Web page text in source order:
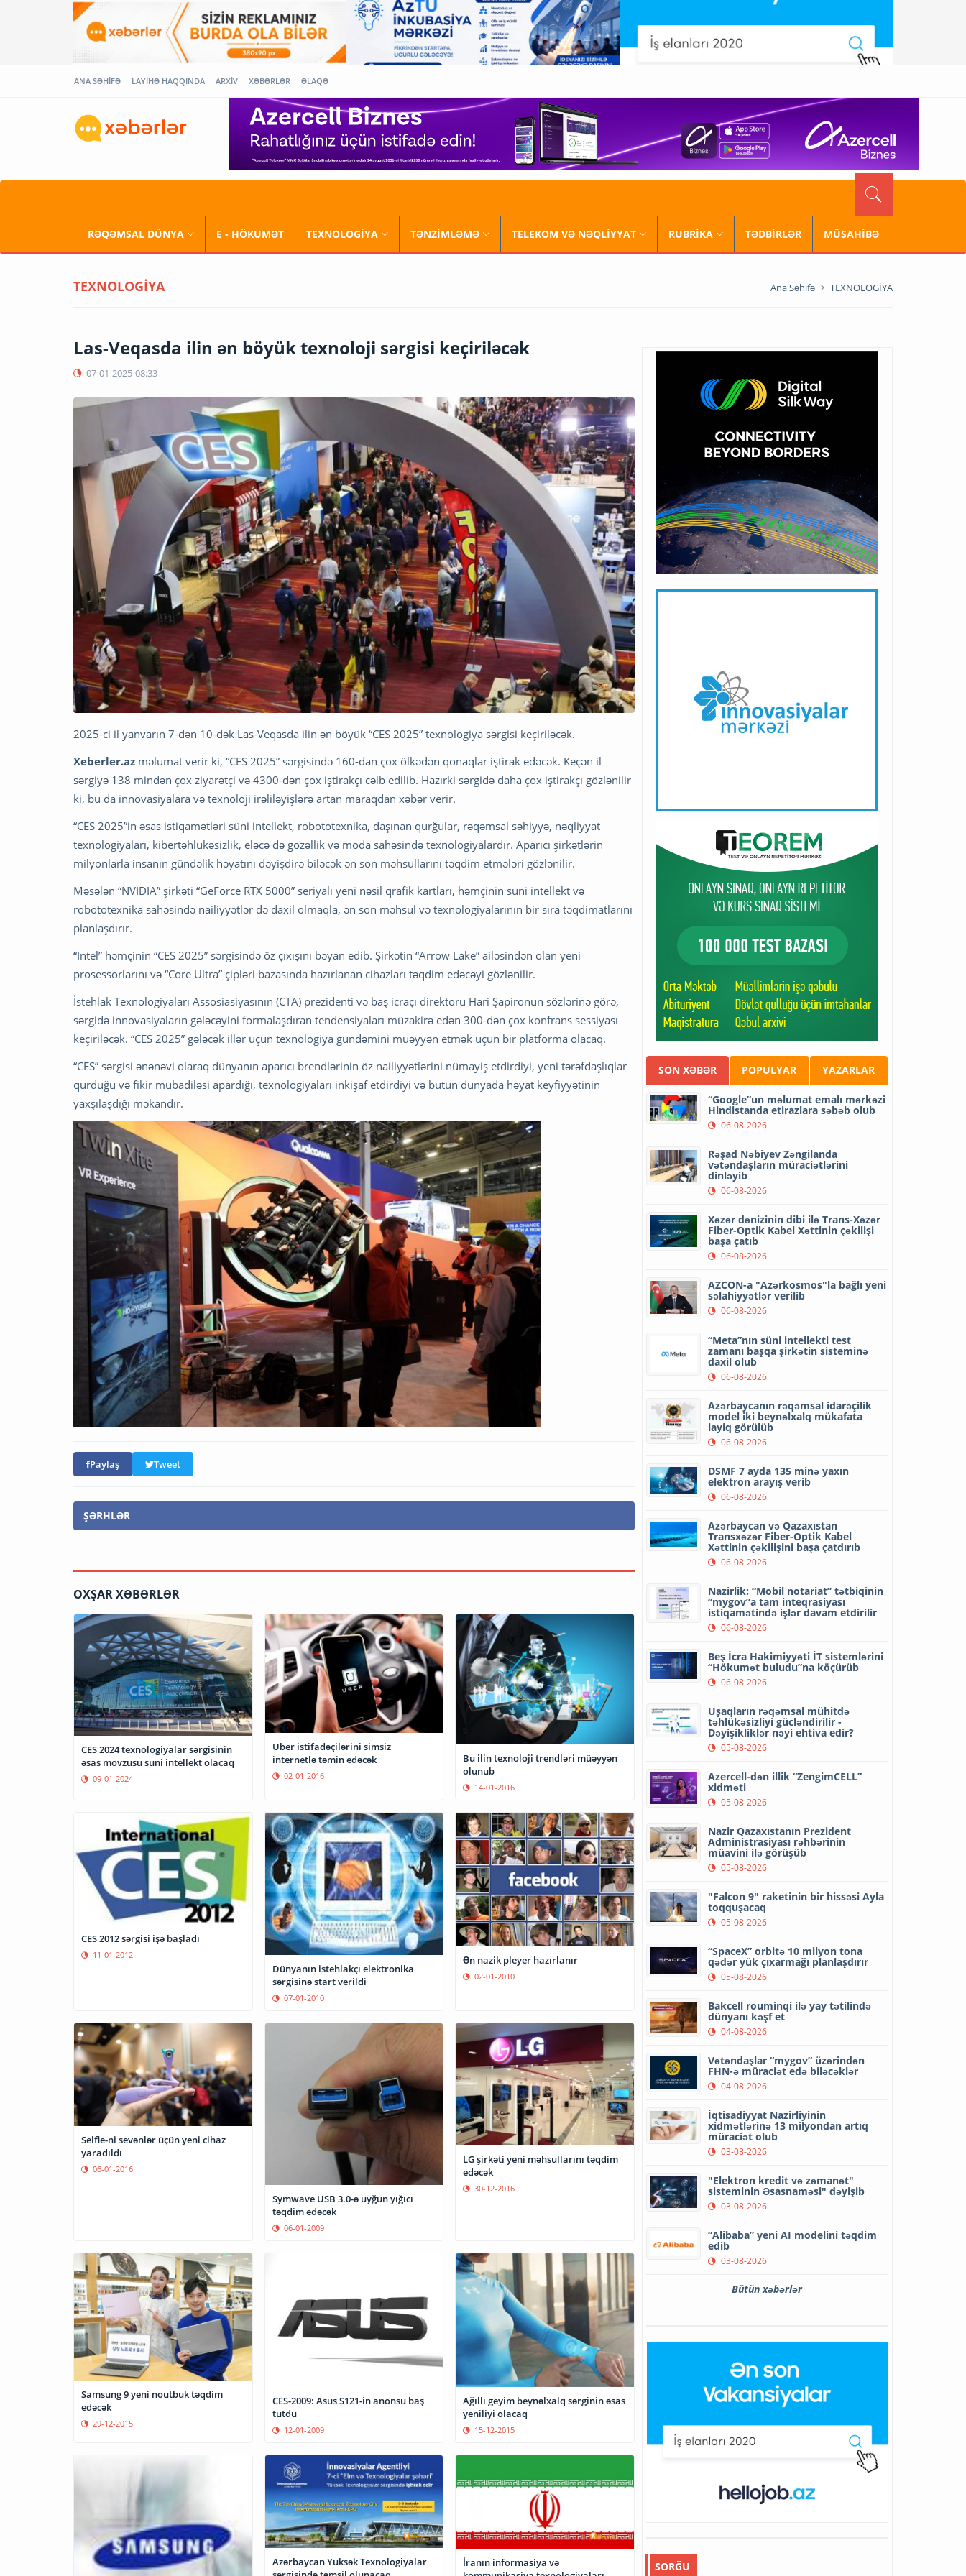
ANA SƏHİFƏ LAYİHƏ HAQQINDA ARXİV XƏBƏRLƏR ƏLAQƏ
RƏQƏMSAL DÜNYA E - HÖKUMƏT TEXNOLOGİYA TƏNZİMLƏMƏ TELEKOM VƏ NƏQLİYYAT RUBRİKA TƏDBİRLƏR MÜSAHİBƏ
TEXNOLOGİYA Ana Səhifə TEXNOLOGİYA
Las-Veqasda ilin ən böyük texnoloji sərgisi keçiriləcək
07-01-2025 08:33
2025-ci il yanvarın 7-dən 10-dək Las-Veqasda ilin ən böyük “CES 2025” texnologiya sərgisi keçiriləcək.
Xeberler.az məlumat verir ki, “CES 2025” sərgisində 160-dan çox ölkədən qonaqlar iştirak edəcək. Keçən il
sərgiyə 138 mindən çox ziyarətçi və 4300-dən çox iştirakçı cəlb edilib. Hazırki sərgidə daha çox iştirakçı gözlənilir
ki, bu da innovasiyalara və texnoloji irəliləyişlərə artan maraqdan xəbər verir.
“CES 2025”in əsas istiqamətləri süni intellekt, robototexnika, daşınan qurğular, rəqəmsal səhiyyə, nəqliyyat
texnologiyaları, kibertəhlükəsizlik, eləcə də gözəllik və moda sahəsində texnologiyalardır. Aparıcı şirkətlərin
milyonlarla insanın gündəlik həyatını dəyişdirə biləcək ən son məhsullarını təqdim etmələri gözlənilir.
Məsələn “NVIDIA” şirkəti “GeForce RTX 5000” seriyalı yeni nəsil qrafik kartları, həmçinin süni intellekt və
robototexnika sahəsində nailiyyətlər də daxil olmaqla, ən son məhsul və texnologiyalarının bir sıra təqdimatlarını
planlaşdırır.
“Intel” həmçinin “CES 2025” sərgisində öz çıxışını bəyan edib. Şirkətin “Arrow Lake” ailəsindən olan yeni
prosessorlarını və “Core Ultra” çipləri bazasında hazırlanan cihazları təqdim edəcəyi gözlənilir.
İstehlak Texnologiyaları Assosiasiyasının (CTA) prezidenti və baş icraçı direktoru Hari Şapironun sözlərinə görə,
sərgidə innovasiyaların gələcəyini formalaşdıran tendensiyaları müzakirə edən 300-dən çox konfrans sessiyası
keçiriləcək. “CES 2025” gələcək illər üçün texnologiya gündəmini müəyyən etmək üçün bir platforma olacaq.
“CES” sərgisi ənənəvi olaraq dünyanın aparıcı brendlərinin öz nailiyyətlərini nümayiş etdirdiyi, yeni tərəfdaşlıqlar
qurduğu və fikir mübadiləsi apardığı, texnologiyaları inkişaf etdirdiyi və bütün dünyada həyat keyfiyyətinin
yaxşılaşdığı məkandır.
Paylaş Tweet
ŞƏRHLƏR
OXŞAR XƏBƏRLƏR
CES 2024 texnologiyalar sərgisinin
əsas mövzusu süni intellekt olacaq
09-01-2024
Uber istifadəçilərini simsiz
internetlə təmin edəcək
02-01-2016
Bu ilin texnoloji trendləri müəyyən
olunub
14-01-2016
CES 2012 sərgisi işə başladı
11-01-2012
Dünyanın istehlakçı elektronika
sərgisinə start verildi
07-01-2010
Ən nazik pleyer hazırlanır
02-01-2010
Selfie-ni sevənlər üçün yeni cihaz
yaradıldı
06-01-2016
Symwave USB 3.0-ə uyğun yığıcı
təqdim edəcək
06-01-2009
LG şirkəti yeni məhsullarını təqdim
edəcək
30-12-2016
Samsung 9 yeni noutbuk təqdim
edəcək
29-12-2015
CES-2009: Asus S121-in anonsu baş
tutdu
12-01-2009
Ağıllı geyim beynəlxalq sərginin əsas
yeniliyi olacaq
15-12-2015
Azərbaycan Yüksək Texnologiyalar
İranın informasiya və
SON XƏBƏR POPULYAR YAZARLAR
“Google”un məlumat emalı mərkəzi
Hindistanda etirazlara səbəb olub
06-08-2026
Rəşad Nəbiyev Zəngilanda
vətəndaşların müraciətlərini
dinləyib
06-08-2026
Xəzər dənizinin dibi ilə Trans-Xəzər
Fiber-Optik Kabel Xəttinin çəkilişi
başa çatıb
06-08-2026
AZCON-a "Azərkosmos"la bağlı yeni
səlahiyyətlər verilib
06-08-2026
“Meta”nın süni intellekti test
zamanı başqa şirkətin sisteminə
daxil olub
06-08-2026
Azərbaycanın rəqəmsal idarəçilik
model iki beynəlxalq mükafata
layiq görülüb
06-08-2026
DSMF 7 ayda 135 minə yaxın
elektron arayış verib
06-08-2026
Azərbaycan və Qazaxıstan
Transxəzər Fiber-Optik Kabel
Xəttinin çəkilişini başa çatdırıb
06-08-2026
Nazirlik: “Mobil notariat” tətbiqinin
“mygov”a tam inteqrasiyası
istiqamətində işlər davam etdirilir
06-08-2026
Beş İcra Hakimiyyəti İT sistemlərini
“Hökumət buludu”na köçürüb
06-08-2026
Uşaqların rəqəmsal mühitdə
təhlükəsizliyi gücləndirilir -
Dəyişikliklər nəyi ehtiva edir?
05-08-2026
Azercell-dən illik “ZengimCELL”
xidməti
05-08-2026
Nazir Qazaxıstanın Prezident
Administrasiyası rəhbərinin
müavini ilə görüşüb
05-08-2026
"Falcon 9" raketinin bir hissəsi Ayla
toqquşacaq
05-08-2026
“SpaceX” orbitə 10 milyon tona
qədər yük çıxarmağı planlaşdırır
05-08-2026
Bakcell rouminqi ilə yay tətilində
dünyanı kəşf et
04-08-2026
Vətəndaşlar “mygov” üzərindən
FHN-ə müraciət edə biləcəklər
04-08-2026
İqtisadiyyat Nazirliyinin
xidmətlərinə 13 milyondan artıq
müraciət olub
03-08-2026
"Elektron kredit və zəmanət"
sisteminin Əsasnaməsi" dəyişib
03-08-2026
“Alibaba” yeni AI modelini təqdim
edib
03-08-2026
Bütün xəbərlər
SORĞU